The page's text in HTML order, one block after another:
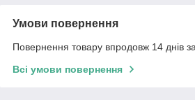
Умови повернення
Повернення товару впродовж 14 днів
Всі умови повернення